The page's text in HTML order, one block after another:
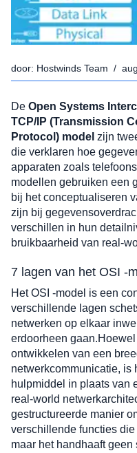
door: Hostwinds Team /
De Open Systems
TCP/IP (Transmission
Protocol) model zijn
die verklaren hoe
apparaten zoals
modellen gebruiken een
bij het conceptualiseren
zijn bij
verschillen in hun
bruikbaarheid van real-
7 lagen van het OSI -
Het OSI -model is een
verschillende lagen
netwerken op elkaar
erdoorheen
ontwikkelen van een
netwerkcommunicatie, is
hulpmiddel in plaats van
real-world
gestructureerde manier
verschillende functies
maar het handhaaft